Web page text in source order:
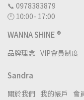
📞 0978383879
🕛 10:00- 17:00
WANNA SHINE ®
品牌理念 VIP會員制度
Sandra
關於我們 我的帳戶 會